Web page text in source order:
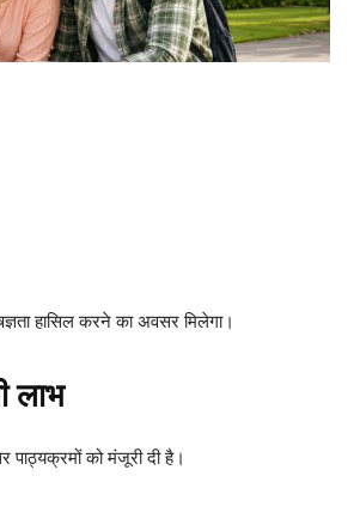
हासिल करने का अवसर मिलेगा।
लाभ
पाठ्यक्रमों को मंजूरी दी है।